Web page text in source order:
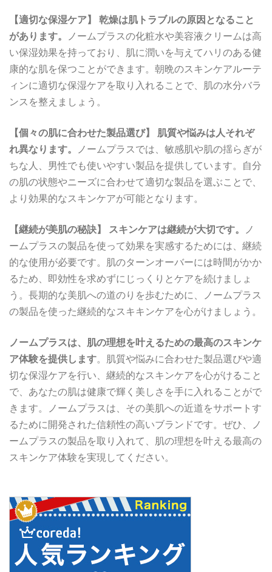
【適切な保湿ケア】 乾燥は肌トラブルの原因となること
があります。 ノームプラスの化粧水や美容液クリームは高
い保湿効果を持っており、肌に潤いを与えてハリのある健
康的な肌を保つことができます。朝晩のスキンケアルーテ
ィンに適切な保湿ケアを取り入れることで、肌の水分バラ
ンスを整えましょう。
【個々の肌に合わせた製品選び】 肌質や悩みは人それぞ
れ異なります。 ノームプラスでは、敏感肌や肌の揺らぎが
ちな人、男性でも使いやすい製品を提供しています。自分
の肌の状態やニーズに合わせて適切な製品を選ぶことで、
より効果的なスキンケアが可能となります。
【継続が美肌の秘訣】 スキンケアは継続が大切です。 ノ
ームプラスの製品を使って効果を実感するためには、継続
的な使用が必要です。肌のターンオーバーには時間がかか
るため、即効性を求めずにじっくりとケアを続けましょ
う。長期的な美肌への道のりを歩むために、ノームプラス
の製品を使った継続的なスキキンケアを心がけましょう。
ノームプラスは、肌の理想を叶えるための最高のスキンケ
ア体験を提供します。肌質や悩みに合わせた製品選びや適
切な保湿ケアを行い、継続的なスキンケアを心がけること
で、あなたの肌は健康で輝く美しさを手に入れることがで
きます。ノームプラスは、その美肌への近道をサポートす
るために開発された信頼性の高いブランドです。ぜひ、ノ
ームプラスの製品を取り入れて、肌の理想を叶える最高の
スキンケア体験を実現してください。